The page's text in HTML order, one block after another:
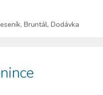
, Bruntál, Dodávka